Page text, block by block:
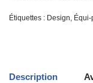
Étiquettes : Design Équi-
Description